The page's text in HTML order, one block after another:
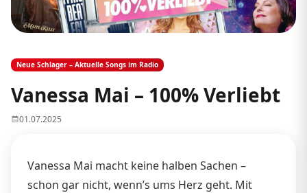
Neue Schlager – Aktuelle Songs im Radio
Vanessa Mai – 100% Verliebt
01.07.2025
Vanessa Mai macht keine halben Sachen –
schon gar nicht, wenn’s ums Herz geht. Mit